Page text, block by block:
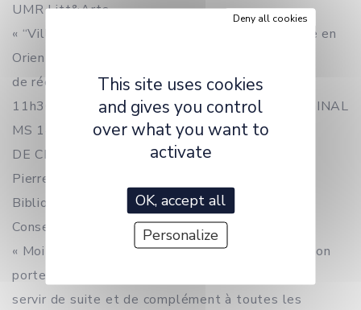
UMR Litt&Arts
« “Villes des Mille et Une Nuits” dans le Voyage en
Orient de Nerval. Leçons
de réenchantement »
11h30 PRÉSENTATION DU MANUSCRIT ORIGINAL
MS 1402
DE CHARLES NODIER
Pierre-Emmanuel Guilleray, conservateur de la
Bibliothèque d’Etude et de
Conservation de Besançon
« Moi-même, roman qui n’en est pas un, tiré de mon
portefeuille gris de lin, pour
servir de suite et de complément à toutes les
This site uses cookies
and gives you control
over what you want to
activate
OK, accept all
Deny all cookies
Personalize